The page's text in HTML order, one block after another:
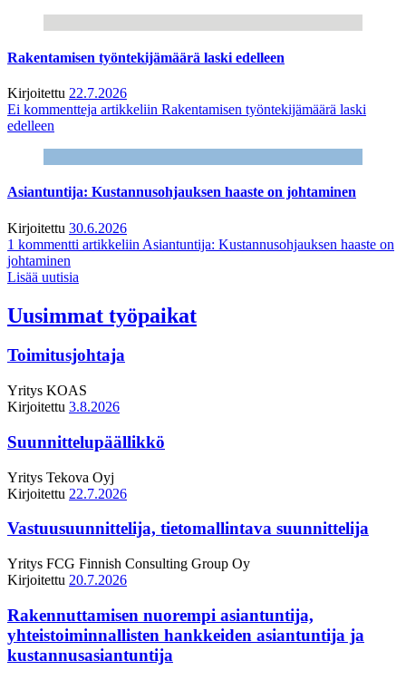
Rakentamisen työntekijämäärä laski edelleen
Kirjoitettu 22.7.2026
Ei kommentteja artikkeliin Rakentamisen työntekijämäärä laski
edelleen
Asiantuntija: Kustannusohjauksen haaste on johtaminen
Kirjoitettu 30.6.2026
1 kommentti artikkeliin Asiantuntija: Kustannusohjauksen haaste on
johtaminen
Lisää uutisia
Uusimmat työpaikat
Toimitusjohtaja
Yritys KOAS
Kirjoitettu 3.8.2026
Suunnittelupäällikkö
Yritys Tekova Oyj
Kirjoitettu 22.7.2026
Vastuusuunnittelija, tietomallintava suunnittelija
Yritys FCG Finnish Consulting Group Oy
Kirjoitettu 20.7.2026
Rakennuttamisen nuorempi asiantuntija,
yhteistoiminnallisten hankkeiden asiantuntija ja
kustannusasiantuntija